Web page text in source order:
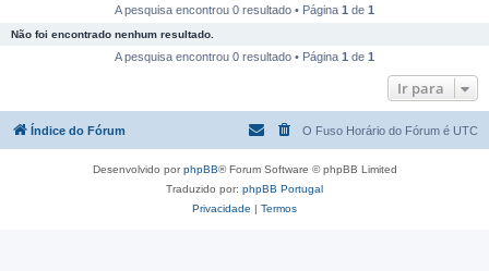
s
r
A pesquisa encontrou 0 resultado • Página 1 de 1
Não foi encontrado nenhum resultado.
A pesquisa encontrou 0 resultado • Página 1 de 1
Ir para
Índice do Fórum O Fuso Horário do Fórum é UTC
Desenvolvido porphpBB® Forum Software © phpBB Limited
Traduzido por: phpBB Portugal
Privacidade | Termos